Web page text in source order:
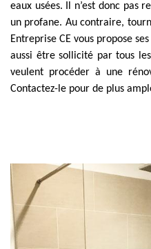
eaux usées. Il n’est donc pas
un profane. Au contraire,
Entreprise CE vous propose
aussi être sollicité par tous
veulent procéder à une
Contactez-le pour de plus